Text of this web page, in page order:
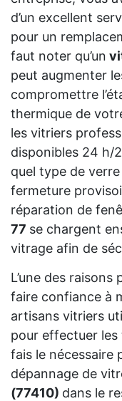
d’un excellent
pour un
faut noter qu’un
peut augmenter
compromettre
thermique de
les vitriers
disponibles 24 h/
quel type de
fermeture
réparation de
77 se chargent
vitrage afin de
L’une des
faire confiance à
artisans vitriers
pour effectuer
fais le nécessaire
dépannage de
(77410) dans le